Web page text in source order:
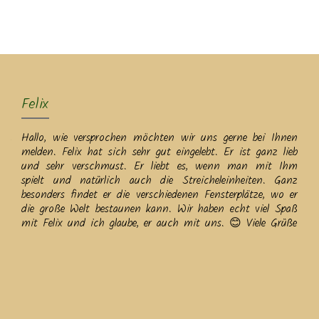
Felix
Hallo, wie versprochen möchten wir uns gerne bei Ihnen
melden. Felix hat sich sehr gut eingelebt. Er ist ganz lieb
und sehr verschmust. Er liebt es, wenn man mit Ihm
spielt und natürlich auch die Streicheleinheiten. Ganz
besonders findet er die verschiedenen Fensterplätze, wo er
die große Welt bestaunen kann. Wir haben echt viel Spaß
mit Felix und ich glaube, er auch mit uns. 😊 Viele Grüße